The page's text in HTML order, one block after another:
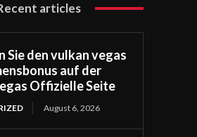
articles
Sie den vulkan vegas
auf der
Offizielle Seite
August 6, 2026